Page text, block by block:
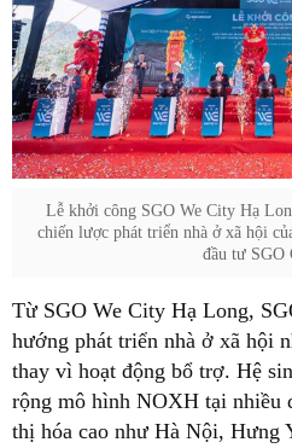
Lễ khởi công SGO We City Hạ
chiến lược phát triển nhà ở xã hội
đầu tư SGO
Từ SGO We City Hạ Long,
hướng phát triển nhà ở xã hội
thay vì hoạt động bổ trợ. Hệ
rộng mô hình NOXH tại nhiều
thị hóa cao như Hà Nội, Hưng